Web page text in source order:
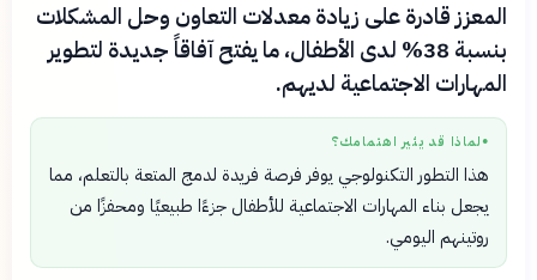
المعزز قادرة على زيادة معدلات التعاون وحل المشكلات
بنسبة 38% لدى الأطفال، ما يفتح آفاقاً جديدة لتطوير
المهارات الاجتماعية لديهم.
● لماذا قد يثير اهتمامك؟
هذا التطور التكنولوجي يوفر فرصة فريدة لدمج المتعة بالتعلم، مما
يجعل بناء المهارات الاجتماعية للأطفال جزءًا طبيعيًا ومحفزًا من
روتينهم اليومي.